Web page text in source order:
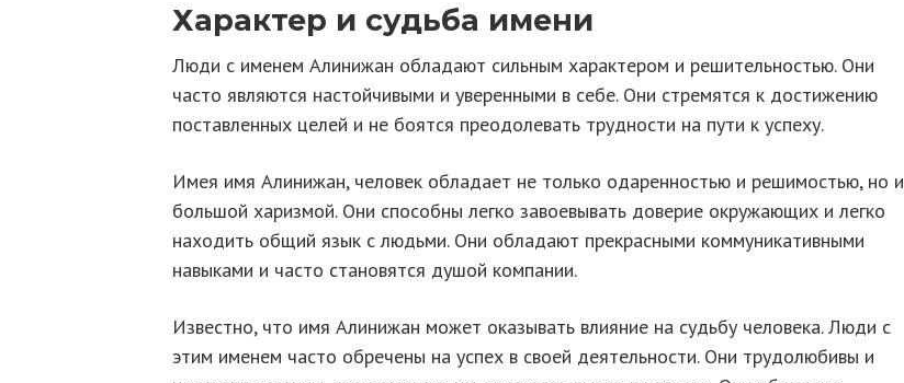
Характер и судьба имени
Люди с именем Алинижан обладают сильным характером и решительностью. Они
часто являются настойчивыми и уверенными в себе. Они стремятся к достижению
поставленных целей и не боятся преодолевать трудности на пути к успеху.
Имея имя Алинижан, человек обладает не только одаренностью и решимостью, но и
большой харизмой. Они способны легко завоевывать доверие окружающих и легко
находить общий язык с людьми. Они обладают прекрасными коммуникативными
навыками и часто становятся душой компании.
Известно, что имя Алинижан может оказывать влияние на судьбу человека. Люди с
этим именем часто обречены на успех в своей деятельности. Они трудолюбивы и